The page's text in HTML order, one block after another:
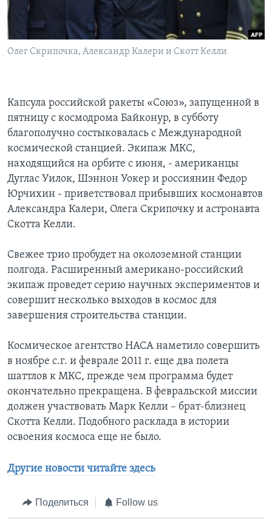
Learning English
СОЦИАЛЬНЫЕ СЕТИ
Языки
Олег Скрипочка, Александр Калери и Скотт Келли
Капсула российской ракеты «Союз», запущенной в
пятницу с космодрома Байконур, в субботу
благополучно состыковалась с Международной
космической станцией. Экипаж МКС,
находящийся на орбите с июня, - американцы
Дуглас Уилок, Шэннон Уокер и россиянин Федор
Юрчихин - приветствовал прибывших космонавтов
Александра Калери, Олега Скрипочку и астронавта
Скотта Келли.
Свежее трио пробудет на околоземной станции
полгода. Расширенный американо-российский
экипаж проведет серию научных экспериментов и
совершит несколько выходов в космос для
завершения строительства станции.
Космическое агентство НАСА наметило совершить
в ноябре с.г. и феврале 2011 г. еще два полета
шаттлов к МКС, прежде чем программа будет
окончательно прекращена. В февральской миссии
должен участвовать Марк Келли – брат-близнец
Скотта Келли. Подобного расклада в истории
освоения космоса еще не было.
Другие новости читайте здесь
Поделиться Follow us